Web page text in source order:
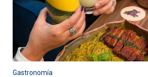
Gastronomía